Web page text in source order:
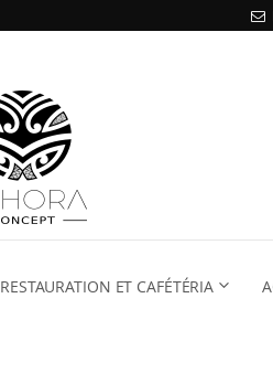
RESTAURATION ET CAFÉTÉRIA